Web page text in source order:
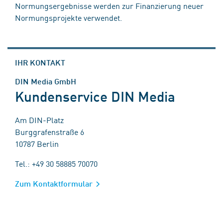
Normungsergebnisse werden zur Finanzierung neuer
Normungsprojekte verwendet.
IHR KONTAKT
DIN Media GmbH
Kundenservice DIN Media
Am DIN-Platz
Burggrafenstraße 6
10787 Berlin
Tel.: +49 30 58885 70070
Zum Kontaktformular